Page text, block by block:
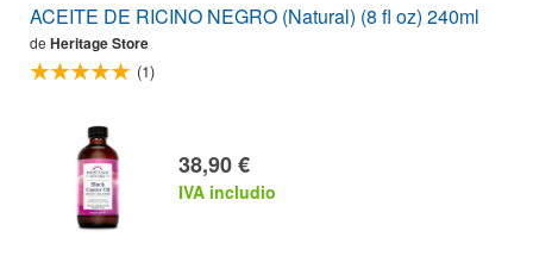
ACEITE DE RICINO NEGRO (Natural) (8 fl oz) 240ml
de Heritage Store
(1)
38,90 €
IVA includio